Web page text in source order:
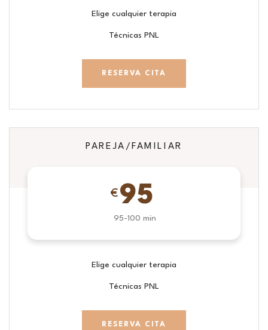
Elige cualquier terapia
Técnicas PNL
RESERVA CITA
PAREJA/FAMILIAR
€ 95
95-100 min
Elige cualquier terapia
Técnicas PNL
RESERVA CITA